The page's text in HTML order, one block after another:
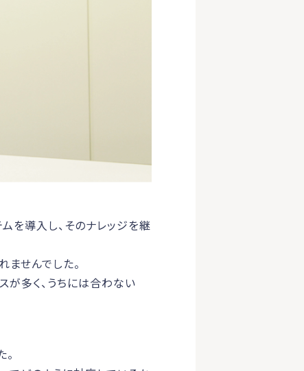
を導入し、そのナレッジを継
ませんでした。
が多く、うちには合わない